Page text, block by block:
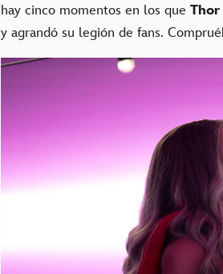
hay cinco momentos en los que
y agrandó su legión de fans.